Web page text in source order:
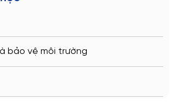
bảo vệ môi trường